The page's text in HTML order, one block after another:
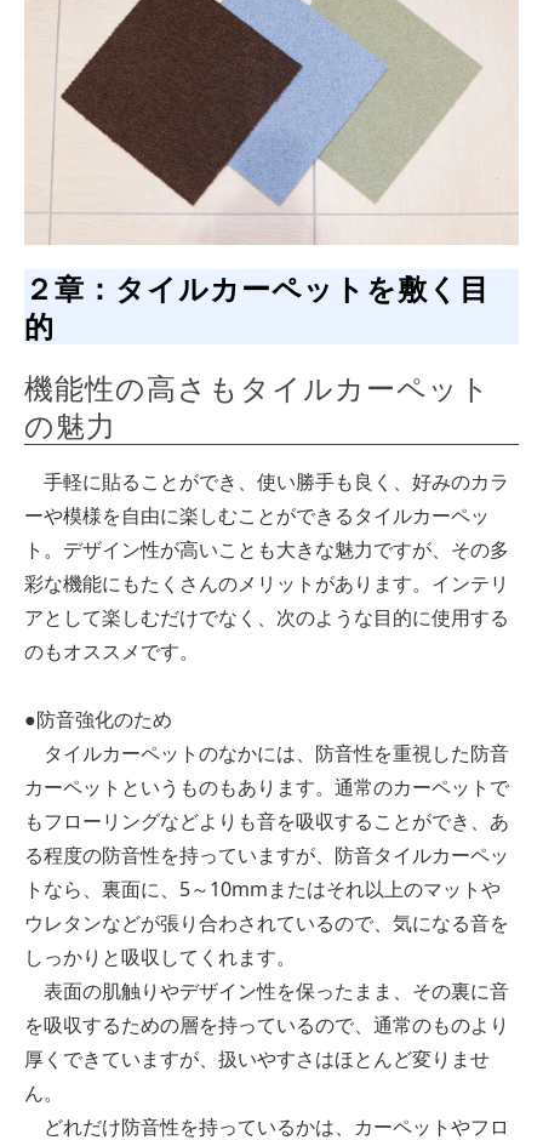
２章：タイルカーペットを敷く目
的
機能性の高さもタイルカーペット
の魅力
手軽に貼ることができ、使い勝手も良く、好みのカラ
ーや模様を自由に楽しむことができるタイルカーペッ
ト。デザイン性が高いことも大きな魅力ですが、その多
彩な機能にもたくさんのメリットがあります。インテリ
アとして楽しむだけでなく、次のような目的に使用する
のもオススメです。
●防音強化のため
タイルカーペットのなかには、防音性を重視した防音
カーペットというものもあります。通常のカーペットで
もフローリングなどよりも音を吸収することができ、あ
る程度の防音性を持っていますが、防音タイルカーペッ
トなら、裏面に、5～10mmまたはそれ以上のマットや
ウレタンなどが張り合わされているので、気になる音を
しっかりと吸収してくれます。
表面の肌触りやデザイン性を保ったまま、その裏に音
を吸収するための層を持っているので、通常のものより
厚くできていますが、扱いやすさはほとんど変りませ
ん。
どれだけ防音性を持っているかは、カーペットやフロ